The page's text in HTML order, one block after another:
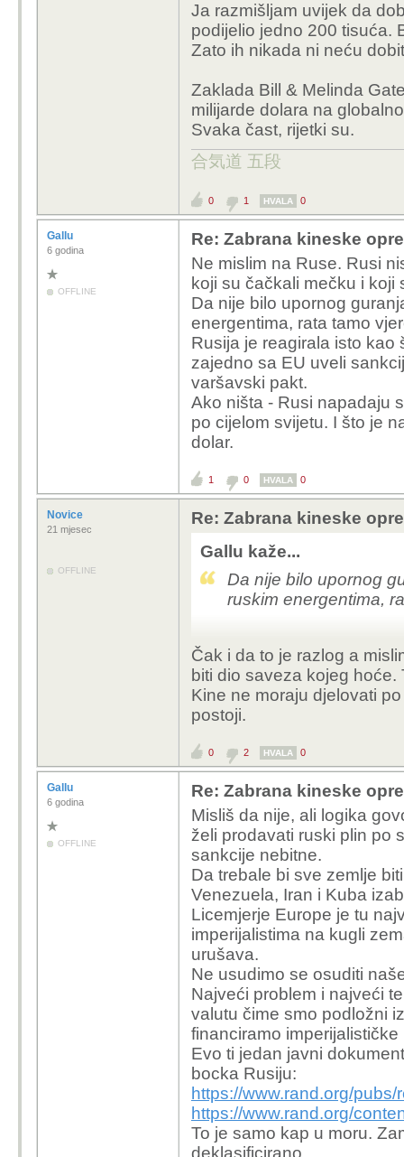
Ja razmišljam uvijek da
podijelio jedno 200 tisuća.
Zato ih nikada ni neću
Zaklada Bill & Melinda
milijarde dolara na
Svaka čast, rijetki su.
合気道 五段
0 1 HVALA 0
Gallu
6 godina
OFFLINE
Re: Zabrana kineske
Ne mislim na Ruse. Rusi
koji su čačkali mečku i koji
Da nije bilo upornog
energentima, rata tamo
Rusija je reagirala isto kao
zajedno sa EU uveli
varšavski pakt.
Ako ništa - Rusi napadaju
po cijelom svijetu. I što je
dolar.
1 0 HVALA 0
Novice
21 mjesec
OFFLINE
Re: Zabrana kineske
Gallu kaže...
Da nije bilo upornog
ruskim energentima,
Čak i da to je razlog a
biti dio saveza kojeg
Kine ne moraju djelovati
postoji.
0 2 HVALA 0
Gallu
6 godina
OFFLINE
Re: Zabrana kineske
Misliš da nije, ali logika
želi prodavati ruski plin po
sankcije nebitne.
Da trebale bi sve zemlje
Venezuela, Iran i Kuba
Licemjerje Europe je tu
imperijalistima na kugli
urušava.
Ne usudimo se osuditi
Najveći problem i najveći
valutu čime smo podložni
financiramo
Evo ti jedan javni
bocka Rusiju:
https://www.rand.org/
https://www.rand.org/
To je samo kap u moru.
deklasificirano.